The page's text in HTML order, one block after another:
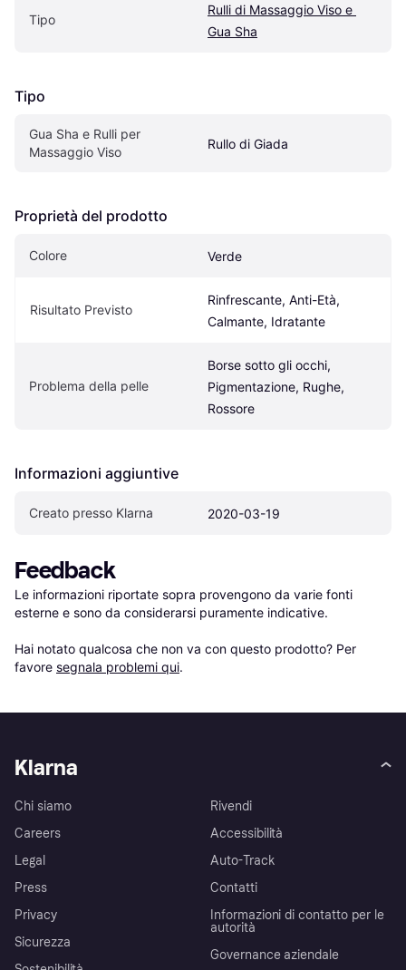
Tipo
Rulli di Massaggio Viso e
Gua Sha
Tipo
Gua Sha e Rulli per
Massaggio Viso
Rullo di Giada
Proprietà del prodotto
Colore Verde
Risultato Previsto
Rinfrescante, Anti-Età,
Calmante, Idratante
Problema della pelle
Borse sotto gli occhi,
Pigmentazione, Rughe,
Rossore
Informazioni aggiuntive
Creato presso Klarna 2020-03-19
Feedback
Le informazioni riportate sopra provengono da varie fonti
esterne e sono da considerarsi puramente indicative.
Hai notato qualcosa che non va con questo prodotto? Per
favore segnala problemi qui.
Klarna
Chi siamo
Careers
Legal
Press
Privacy
Sicurezza
Rivendi
Accessibilità
Auto-Track
Contatti
Informazioni di contatto per le
autorità
Governance aziendale